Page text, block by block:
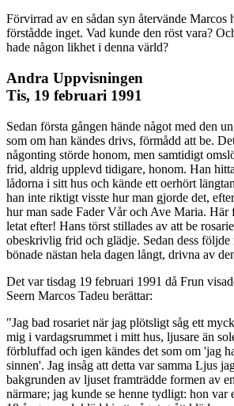
Förvirrad av en sådan syn återvände Marcos
förstådde inget. Vad kunde den röst vara?
hade någon likhet i denna värld?
Andra Uppvisningen
Tis, 19 februari 1991
Sedan första gången hände något med den
som om han kändes drivs, förmådd att be.
någonting störde honom, men samtidigt
frid, aldrig upplevd tidigare, honom. Han
lådorna i sitt hus och kände ett oerhört
han inte riktigt visste hur man gjorde det,
hur man sade Fader Vår och Ave Maria. Här
letat efter! Hans törst stillades av att be
obeskrivlig frid och glädje. Sedan dess följde
bönade nästan hela dagen långt, drivna av
Det var tisdag 19 februari 1991 då Frun
Seern Marcos Tadeu berättar:
"Jag bad rosariet när jag plötsligt såg ett
mig i vardagsrummet i mitt hus, ljusare än
förbluffad och igen kändes det som om 'jag
sinnen'. Jag insåg att detta var samma Ljus
bakgrunden av ljuset framträdde formen av
närmare; jag kunde se henne tydligt: hon